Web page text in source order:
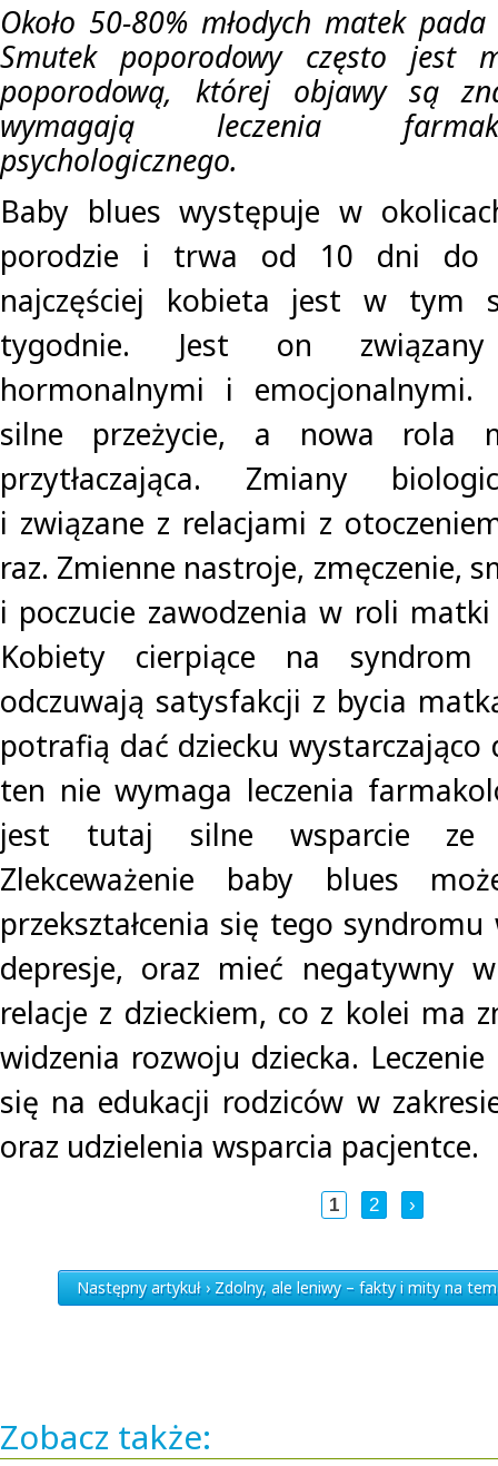
Około 50-80% młodych matek
Smutek poporodowy często jest
poporodową, której objawy są
wymagają leczenia
psychologicznego.
Baby blues występuje w
porodzie i trwa od 10 dni do
najczęściej kobieta jest w tym
tygodnie. Jest on
hormonalnymi i
silne przeżycie, a nowa rola
przytłaczająca. Zmiany
i związane z relacjami z
raz. Zmienne nastroje, zmęczenie,
i poczucie zawodzenia w roli matki
Kobiety cierpiące na
odczuwają satysfakcji z bycia
potrafią dać dziecku wystarczająco
ten nie wymaga leczenia
jest tutaj silne wsparcie ze
Zlekceważenie baby blues
przekształcenia się tego syndromu
depresje, oraz mieć negatywny
relacje z dzieckiem, co z kolei ma
widzenia rozwoju dziecka.
się na edukacji rodziców w
oraz udzielenia wsparcia pacjentce.
1 2 ›
Następny artykuł › Zdolny, ale leniwy – fakty i mity na
Zobacz także: